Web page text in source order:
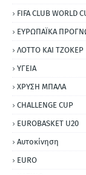
FIFA CLUB WORLD
ΕΥΡΩΠΑΪΚΑ
ΛΟΤΤΟ ΚΑΙ ΤΖΟΚΕΡ
ΥΓΕΙΑ
ΧΡΥΣΗ ΜΠΑΛΑ
CHALLENGE CUP
EUROBASKET U20
Αυτοκίνηση
ΕURO